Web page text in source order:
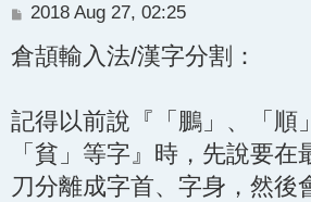
P
s
2018 Aug 27, 02:25
倉頡輸入法/漢字分割：
記得以前說『「鵬」、「順
「貧」等字』時，先說要在
刀分離成字首、字身，然後